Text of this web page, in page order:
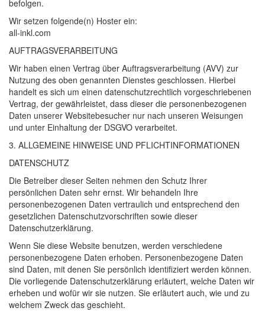
befolgen.
Wir setzen folgende(n) Hoster ein:
all-inkl.com
AUFTRAGSVERARBEITUNG
Wir haben einen Vertrag über Auftragsverarbeitung (AVV) zur
Nutzung des oben genannten Dienstes geschlossen. Hierbei
handelt es sich um einen datenschutzrechtlich vorgeschriebenen
Vertrag, der gewährleistet, dass dieser die personenbezogenen
Daten unserer Websitebesucher nur nach unseren Weisungen
und unter Einhaltung der DSGVO verarbeitet.
3. ALLGEMEINE HINWEISE UND PFLICHT­INFORMATIONEN
DATENSCHUTZ
Die Betreiber dieser Seiten nehmen den Schutz Ihrer
persönlichen Daten sehr ernst. Wir behandeln Ihre
personenbezogenen Daten vertraulich und entsprechend den
gesetzlichen Datenschutzvorschriften sowie dieser
Datenschutzerklärung.
Wenn Sie diese Website benutzen, werden verschiedene
personenbezogene Daten erhoben. Personenbezogene Daten
sind Daten, mit denen Sie persönlich identifiziert werden können.
Die vorliegende Datenschutzerklärung erläutert, welche Daten wir
erheben und wofür wir sie nutzen. Sie erläutert auch, wie und zu
welchem Zweck das geschieht.